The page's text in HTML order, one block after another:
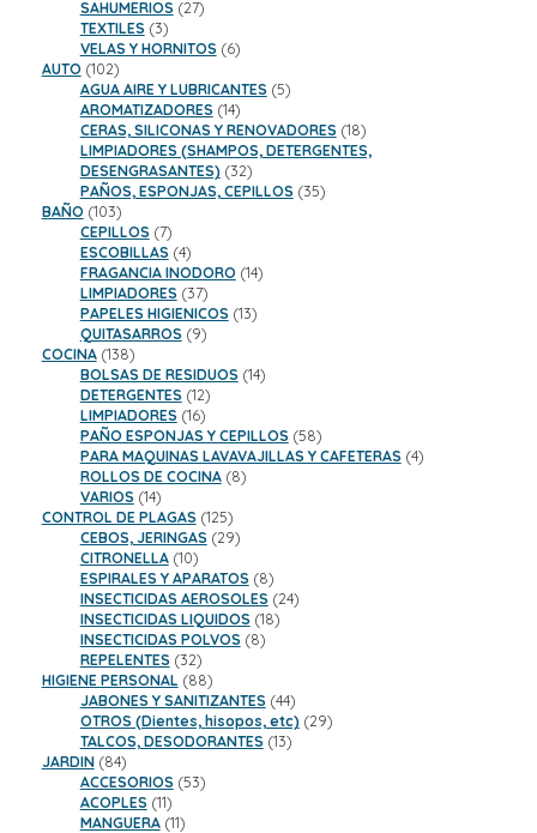
SAHUMERIOS 2727
TEXTILES 33
productos
VELAS Y HORNITOS 66
AUTO 102102
productos
AGUA AIRE Y LUBRICANTES 55
AROMATIZADORES 1414
productos
CERAS, SILICONAS Y RENOVADORES 1818
productos
LIMPIADORES (SHAMPOS, DETERGENTES,
DESENGRASANTES) 3232
productos
PAÑOS, ESPONJAS, CEPILLOS 3535
BAÑO 103103
productos
CEPILLOS 77
productos
ESCOBILLAS 44
productos
FRAGANCIA INODORO 1414
LIMPIADORES 3737
productos
PAPELES HIGIENICOS 1313
QUITASARROS 99
COCINA 138138
productos
BOLSAS DE RESIDUOS 1414
DETERGENTES 1212
productos
LIMPIADORES 1616
productos
PAÑO ESPONJAS Y CEPILLOS 5858
productos
PARA MAQUINAS LAVAVAJILLAS Y CAFETERAS 44
ROLLOS DE COCINA 88
VARIOS 1414
productos
CONTROL DE PLAGAS 125125
productos
CEBOS, JERINGAS 2929
CITRONELLA 1010
productos
ESPIRALES Y APARATOS 88
productos
INSECTICIDAS AEROSOLES 2424
INSECTICIDAS LIQUIDOS 1818
INSECTICIDAS POLVOS 88
REPELENTES 3232
productos
HIGIENE PERSONAL 8888
productos
JABONES Y SANITIZANTES 4444
productos
OTROS (Dientes, hisopos, etc) 2929
TALCOS, DESODORANTES 1313
JARDIN 8484
productos
ACCESORIOS 5353
ACOPLES 1111
productos
MANGUERA 1111